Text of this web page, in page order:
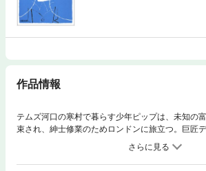
作品情報
テムズ河口の寒村で暮らす少年ピップは、未知の
束され、紳士修業のためロンドンに旅立つ。巨匠
もふまえた最高傑作、新訳版。